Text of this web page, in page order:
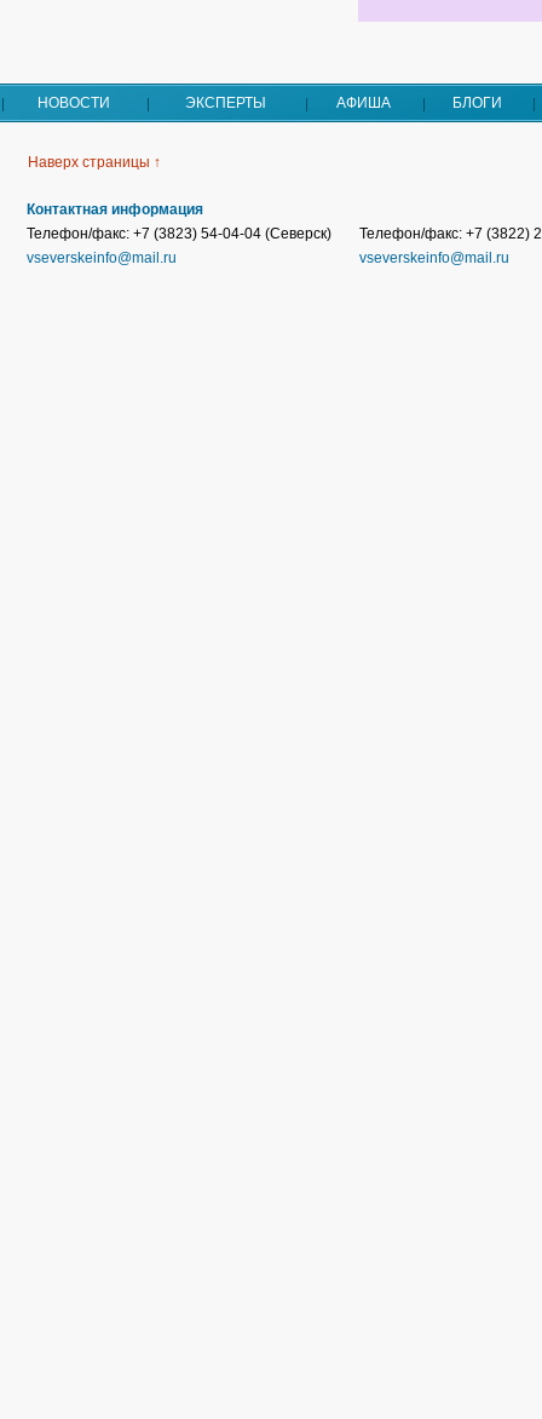
НОВОСТИ ЭКСПЕРТЫ АФИША БЛОГИ
Наверх страницы ↑
Контактная информация
Телефон/факс: +7 (3823) 54-04-04 (Северск)
vseverskeinfo@mail.ru
Телефон/факс: +7 (3822)
vseverskeinfo@mail.ru